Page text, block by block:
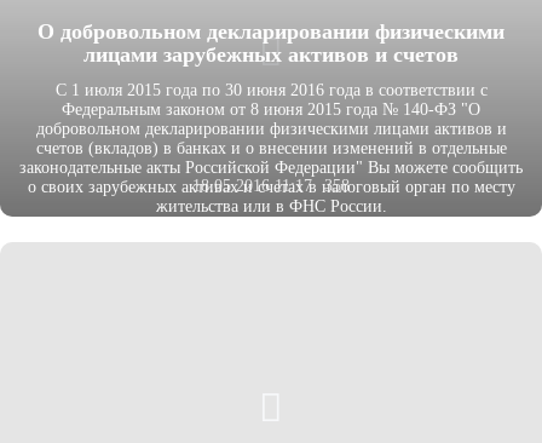
О добровольном декларировании физическими
лицами зарубежных активов и счетов
С 1 июля 2015 года по 30 июня 2016 года в соответствии с
Федеральным законом от 8 июня 2015 года № 140-ФЗ "О
добровольном декларировании физическими лицами активов и
счетов (вкладов) в банках и о внесении изменений в отдельные
законодательные акты Российской Федерации" Вы можете сообщить
о своих зарубежных активах и счетах в налоговый орган по месту
жительства или в ФНС России.
18.05.2016 11:17 358